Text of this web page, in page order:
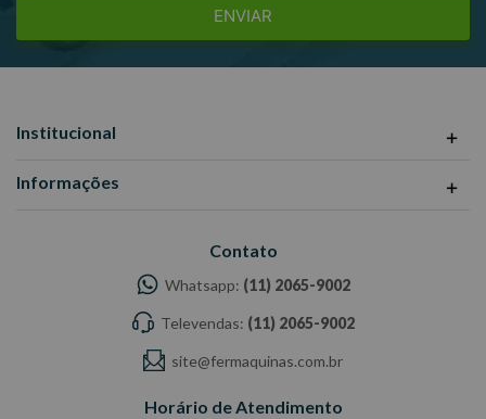
ENVIAR
Institucional
Informações
Contato
Whatsapp: (11) 2065-9002
Televendas: (11) 2065-9002
site@fermaquinas.com.br
Horário de Atendimento